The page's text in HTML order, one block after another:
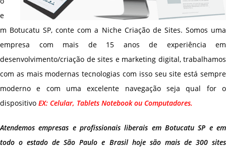
e
m Botucatu SP, conte com a Niche Criação de Sites. Somos uma
empresa com mais de 15 anos de experiência em
desenvolvimento/criação de sites e marketing digital, trabalhamos
com as mais modernas tecnologias com isso seu site está sempre
moderno e com uma excelente navegação seja qual for o
dispositivo EX: Celular, Tablets Notebook ou Computadores.
Atendemos empresas e profissionais liberais em Botucatu SP e em
todo o estado de São Paulo e Brasil hoje são mais de 300 sites